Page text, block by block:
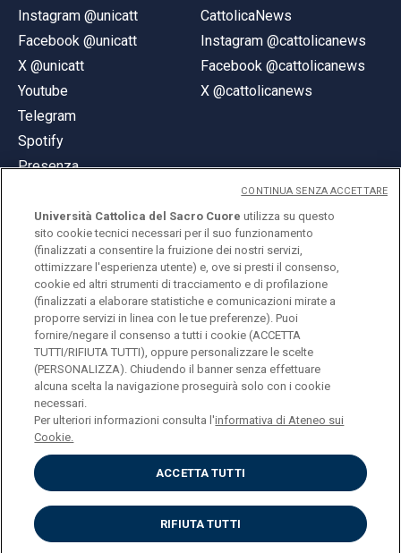
Instagram @unicatt
Facebook @unicatt
X @unicatt
Youtube
Telegram
Spotify
Presenza
CattolicaNews
Instagram @cattolicanews
Facebook @cattolicanews
X @cattolicanews
© Università Cattolica del Sacro Cuore
Largo A. Gemelli 1, 20123 Milano
PI 02133120150
ENGLISH
Privacy
Accessibilità
Cookies
Impostazione Cookies
Università Cattolica del Sacro Cuore utilizza su questo
sito cookie tecnici necessari per il suo funzionamento
(finalizzati a consentire la fruizione dei nostri servizi,
ottimizzare l'esperienza utente) e, ove si presti il consenso,
cookie ed altri strumenti di tracciamento e di profilazione
(finalizzati a elaborare statistiche e comunicazioni mirate a
proporre servizi in linea con le tue preferenze). Puoi
fornire/negare il consenso a tutti i cookie (ACCETTA
TUTTI/RIFIUTA TUTTI), oppure personalizzare le scelte
(PERSONALIZZA). Chiudendo il banner senza effettuare
alcuna scelta la navigazione proseguirà solo con i cookie
necessari.
Per ulteriori informazioni consulta l'informativa di Ateneo sui
Cookie.
ACCETTA TUTTI
RIFIUTA TUTTI
CONTINUA SENZA ACCETTARE